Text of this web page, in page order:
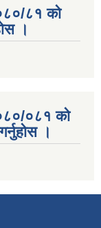
८१ को
।
०८१ को
।